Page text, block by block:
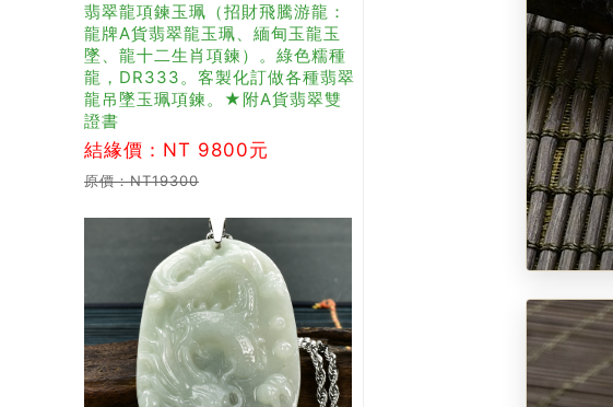
翡翠龍項鍊玉珮（招財飛騰游龍：
龍牌A貨翡翠龍玉珮、緬甸玉龍玉
墜、龍十二生肖項鍊）。綠色糯種
龍，DR333。客製化訂做各種翡翠
龍吊墜玉珮項鍊。★附A貨翡翠雙
證書
結緣價：NT 9800元
原價：NT19300